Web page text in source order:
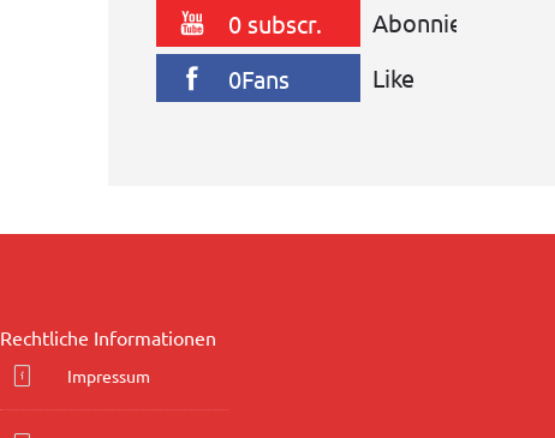
0Anhänger
0 subscr.
Abonnieren
0Fans
Like
Rechtliche Informationen
Impressum